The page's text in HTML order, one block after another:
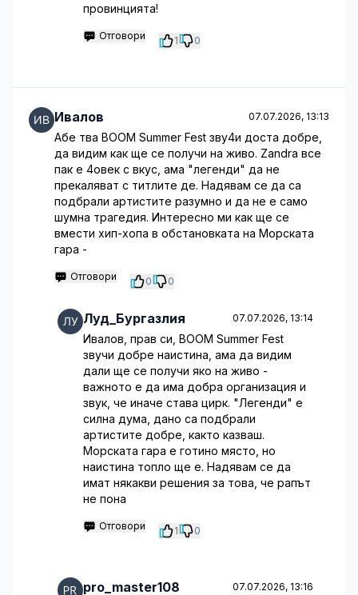
провинцията!
Отговори 1 0
Ивалов 07.07.2026, 13:13
Абе тва BOOM Summer Fest зву4и доста добре,
да видим как ще се получи на живо. Zandra все
пак е 4овек с вкус, ама "легенди" да не
прекаляват с титлите де. Надявам се да са
подбрали артистите разумно и да не е само
шумна трагедия. Интересно ми как ще се
вмести хип-хопа в обстановката на Морската
гара -
Отговори 0 0
Луд_Бургазлия 07.07.2026, 13:14
Ивалов, прав си, BOOM Summer Fest
звучи добре наистина, ама да видим
дали ще се получи яко на живо -
важното е да има добра организация и
звук, че иначе става цирк. "Легенди" е
силна дума, дано са подбрали
артистите добре, както казваш.
Морската гара е готино място, но
наистина топло ще е. Надявам се да
имат някакви решения за това, че рапът
не пона
Отговори 1 0
pro_master108 07.07.2026, 13:16